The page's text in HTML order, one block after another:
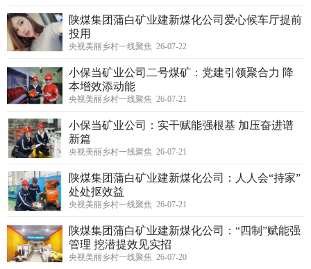
陕煤集团蒲白矿业建新煤化公司爱心候车厅提前
投用
央视美丽乡村一线聚焦 26-07-22
小保当矿业公司二号煤矿：党建引领聚合力 降
本增效添动能
央视美丽乡村一线聚焦 26-07-21
小保当矿业公司：实干赋能强根基 加压奋进谱
新篇
央视美丽乡村一线聚焦 26-07-21
陕煤集团蒲白矿业建新煤化公司：人人会“持家”
处处抠效益
央视美丽乡村一线聚焦 26-07-21
陕煤集团蒲白矿业建新煤化公司：“四制”赋能强
管理 挖潜提效见实招
央视美丽乡村一线聚焦 26-07-20